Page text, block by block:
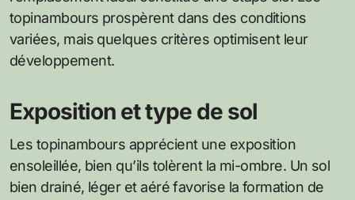
topinambours prospèrent dans des conditions
variées, mais quelques critères optimisent leur
développement.
Exposition et type de sol
Les topinambours apprécient une exposition
ensoleillée, bien qu’ils tolèrent la mi-ombre. Un sol
bien drainé, léger et aéré favorise la formation de